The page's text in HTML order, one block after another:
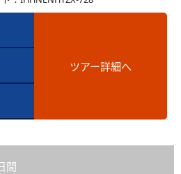
ツアー詳細へ
間